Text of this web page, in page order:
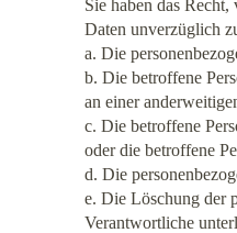
Sie haben das
Daten unverzüglich
a. Die
b. Die betroffene
an einer
c. Die betroffene
oder die betroffene
d. Die
e. Die Löschung der
Verantwortliche